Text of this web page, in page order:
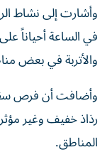
في الساعة أحياناً
والأتربة في بعض
وأضافت أن فرص
رذاذ خفيف وغير
المناطق.